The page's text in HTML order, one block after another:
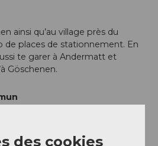
ainsi qu’au village près du
de places de stationnement. En
te garer à Andermatt et
Göschenen.
centrale. L’horaire est le
des cookies